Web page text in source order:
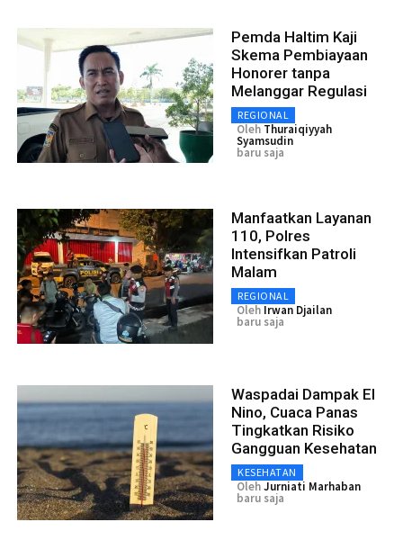
Pemda Haltim Kaji
Skema Pembiayaan
Honorer tanpa
Melanggar Regulasi
REGIONAL
Oleh Thuraiqiyyah
Syamsudin
baru saja
Manfaatkan Layanan
110, Polres
Intensifkan Patroli
Malam
REGIONAL
Oleh Irwan Djailan
baru saja
Waspadai Dampak El
Nino, Cuaca Panas
Tingkatkan Risiko
Gangguan Kesehatan
KESEHATAN
OlehJurniati Marhaban
baru saja